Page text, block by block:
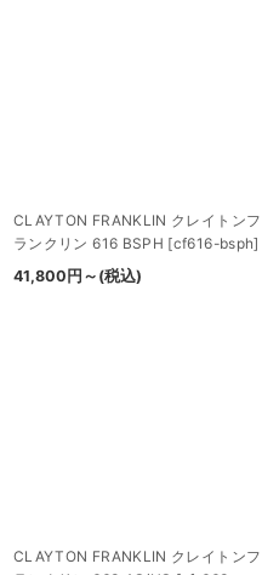
CLAYTON FRANKLIN クレイトンフ
ランクリン 616 BSPH [cf616-bsph]
41,800 円 ～ (税込)
CLAYTON FRANKLIN クレイトンフ